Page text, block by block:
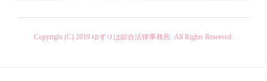
Copyright (C) 2019 ゆずりは綜合法律事務所. All Rights Reserved.